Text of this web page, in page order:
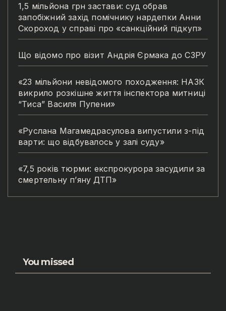
1,5 мільйона грн застави: суд обрав
запобіжний захід помічнику нардепки Анни
Скороход у справі про «санкційний підкуп»
Що відомо про візит Андрія Єрмака до СЗРУ
«23 мільйони невідомого походження: НАЗК
викрило розкішне життя інспектора митниці
“Тиса” Василя Пупени»
«Руслана Магамедрасулова випустили з-під
варти: що відбувалось у залі суду»
«7,5 років тюрми: експрокурора засудили за
смертельну п’яну ДТП»
You missed